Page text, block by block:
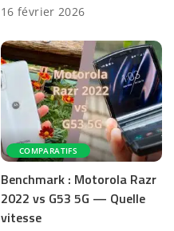
16 février 2026
COMPARATIFS
Benchmark : Motorola Razr
2022 vs G53 5G — Quelle
vitesse